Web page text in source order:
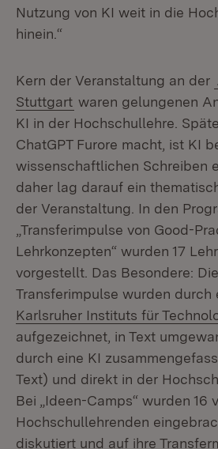
Nutzung von KI weit in die
hinein.“
Kern der Veranstaltung an der
Stuttgart (Öffnet in neuem
waren gelungenen
KI in der Hochschullehre.
ChatGPT Furore macht, ist KI
wissenschaftlichen Schreiben
daher lag darauf ein
der Veranstaltung. In den
„Transferimpulse von Good-
Lehrkonzepten“ wurden 17
vorgestellt. Das Besondere:
Transferimpulse wurden durch
Karlsruher Instituts für
aufgezeichnet, in Text
durch eine KI
Text) und direkt in der
Bei „Ideen-Camps“ wurden 16
Hochschullehrenden
diskutiert und auf ihre